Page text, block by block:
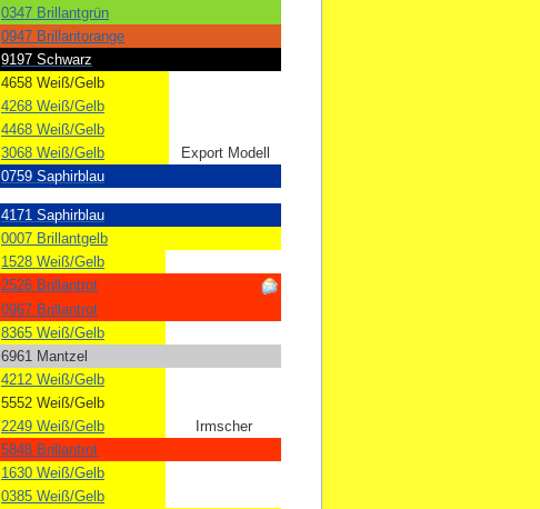
0347 Brillantgrün
0947 Brillantorange
9197 Schwarz
4658 Weiß/Gelb
4268 Weiß/Gelb
4468 Weiß/Gelb
3068 Weiß/Gelb
Export Modell
0759 Saphirblau
4171 Saphirblau
0007 Brillantgelb
1528 Weiß/Gelb
2526 Brillantrot
0967 Brillantrot
8365 Weiß/Gelb
6961 Mantzel
4212 Weiß/Gelb
5552 Weiß/Gelb
2249 Weiß/Gelb
​Irmscher
5848 Brillantrot
1630 Weiß/Gelb
0385 Weiß/Gelb